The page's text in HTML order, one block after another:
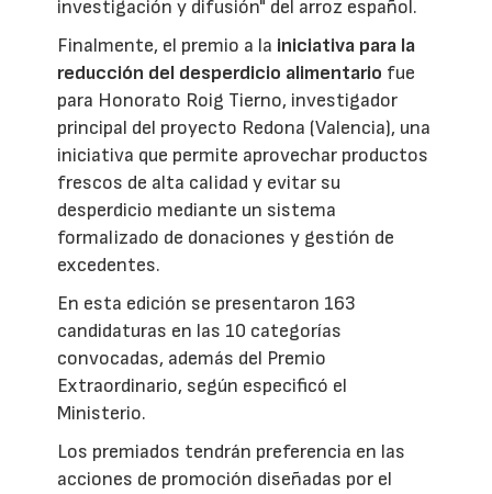
investigación y difusión" del arroz español.
Finalmente, el premio a la iniciativa para la
reducción del desperdicio alimentario fue
para Honorato Roig Tierno, investigador
principal del proyecto Redona (Valencia), una
iniciativa que permite aprovechar productos
frescos de alta calidad y evitar su
desperdicio mediante un sistema
formalizado de donaciones y gestión de
excedentes.
En esta edición se presentaron 163
candidaturas en las 10 categorías
convocadas, además del Premio
Extraordinario, según especificó el
Ministerio.
Los premiados tendrán preferencia en las
acciones de promoción diseñadas por el